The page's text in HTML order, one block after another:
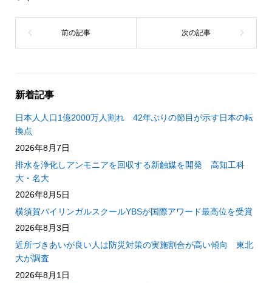
新着記事
日本人人口1億2000万人割れ 42年ぶりの節目が示す日本の転
換点
2026年8月7日
排水を浄化しアンモニアを回収する新触媒を開発 高知工科
大・名大
2026年8月5日
横須賀バイリンガルスクールYBSが国際アワード最高位を受賞
2026年8月3日
近所づきあいが良い人は防災対策の実施割合が高い傾向 東北
大が調査
2026年8月1日